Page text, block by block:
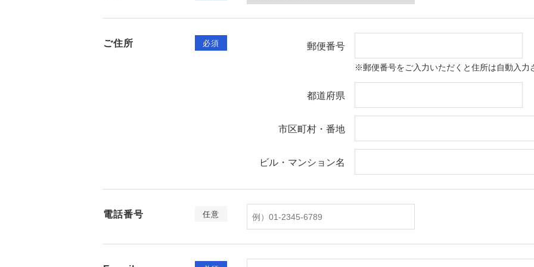
ご住所 必須 郵便番号
※郵便番号をご入力いただくと住所は自動入力
都道府県
市区町村・番地
ビル・マンション名
電話番号 任意